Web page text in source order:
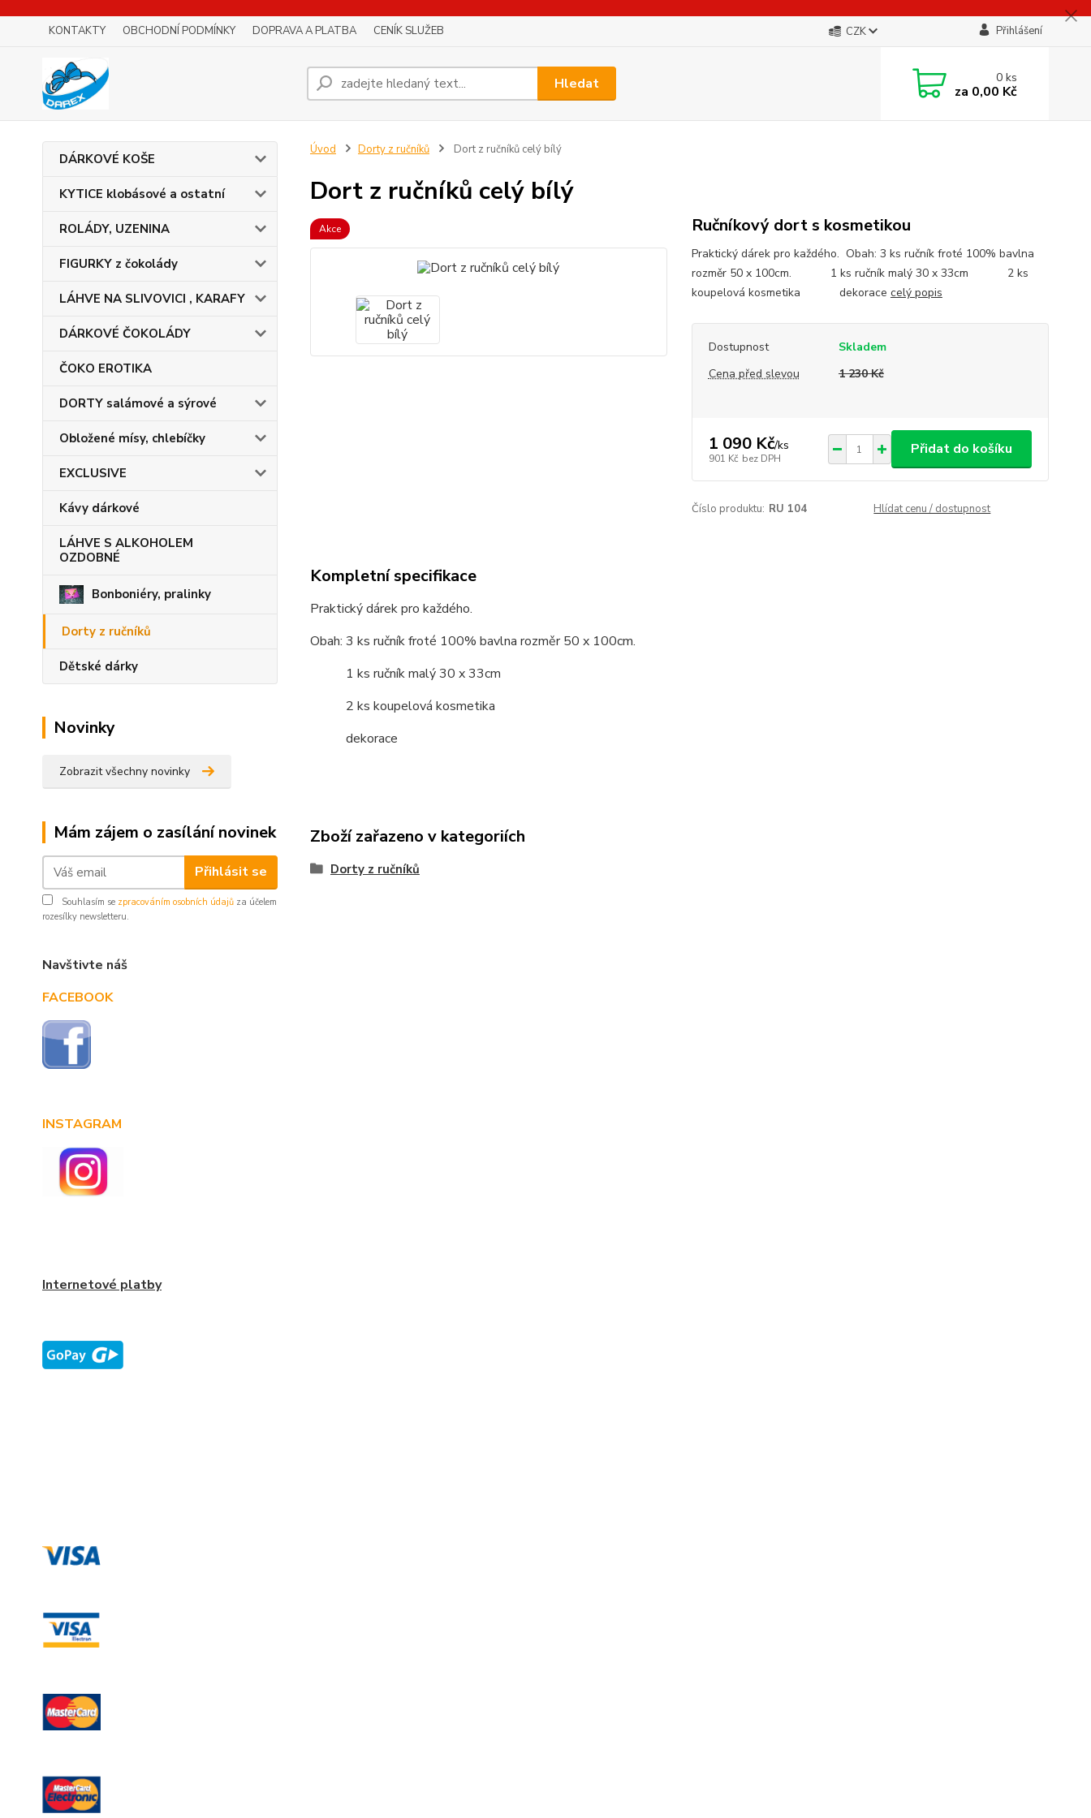
KONTAKTY OBCHODNÍ PODMÍNKY DOPRAVA A PLATBA CENÍK SLUŽEB CZK Přihlášení
Hledat 0ks
za 0,00 Kč
DÁRKOVÉ KOŠE
KYTICE klobásové a ostatní
ROLÁDY, UZENINA
FIGURKY z čokolády
LÁHVE NA SLIVOVICI , KARAFY
DÁRKOVÉ ČOKOLÁDY
ČOKO EROTIKA
DORTY salámové a sýrové
Obložené mísy, chlebíčky
EXCLUSIVE
Kávy dárkové
LÁHVE S ALKOHOLEM
OZDOBNÉ
Bonboniéry, pralinky
Dorty z ručníků
Dětské dárky
Novinky
Zobrazit všechny novinky
Mám zájem o zasílání novinek
Přihlásit se
Souhlasím se zpracováním osobních údajů za účelem
rozesílky newsletteru.
Navštivte náš
FACEBOOK
INSTAGRAM
Internetové platby
Úvod Dorty z ručníků Dort z ručníků celý bílý
Dort z ručníků celý bílý
Akce Ručníkový dort s kosmetikou
Praktický dárek pro každého. Obah: 3 ks ručník froté 100% bavlna
rozměr 50 x 100cm. 1 ks ručník malý 30 x 33cm 2 ks
koupelová kosmetika dekorace celý popis
Dostupnost
Skladem
Cena před slevou
1 230 Kč
1 090 Kč/ks
901 Kč bez DPH
Přidat do košíku
Číslo produktu: RU 104 Hlídat cenu / dostupnost
Kompletní specifikace
Praktický dárek pro každého.
Obah: 3 ks ručník froté 100% bavlna rozměr 50 x 100cm.
1 ks ručník malý 30 x 33cm
2 ks koupelová kosmetika
dekorace
Zboží zařazeno v kategoriích
Dorty z ručníků